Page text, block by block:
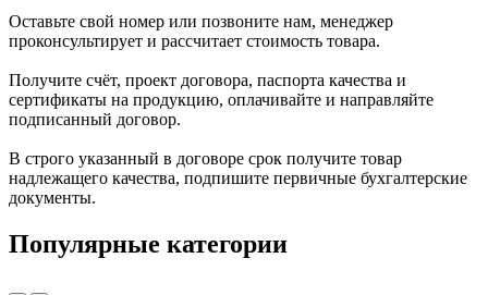
Оставьте свой номер или позвоните нам, менеджер
проконсультирует и рассчитает стоимость товара.
Получите счёт, проект договора, паспорта качества и
сертификаты на продукцию, оплачивайте и направляйте
подписанный договор.
В строго указанный в договоре срок получите товар
надлежащего качества, подпишите первичные бухгалтерские
документы.
Популярные категории